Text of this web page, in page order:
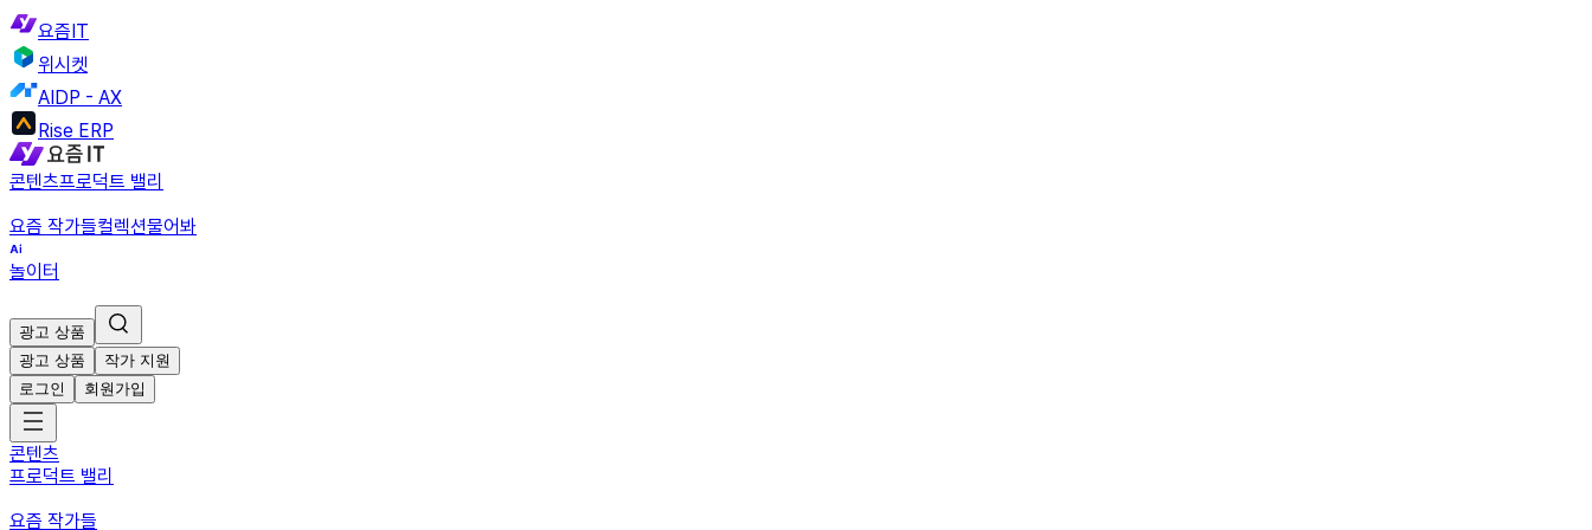
요즘IT
위시켓
AIDP - AX
Rise ERP
콘텐츠프로덕트 밸리
요즘 작가들컬렉션물어봐
놀이터
광고 상품
광고 상품
작가 지원
로그인
회원가입
콘텐츠
프로덕트 밸리
요즘 작가들